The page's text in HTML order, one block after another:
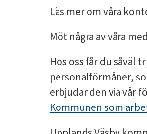
Läs mer om våra
Möt några av våra
Hos oss får du såväl
personalförmåner,
erbjudanden via vår
Kommunen som